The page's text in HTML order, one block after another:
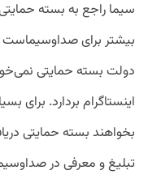
سیما راجع به بسته
بیشتر برای صداوسیماست
دولت بسته حمایتی
اینستاگرام بردارد.
بخواهند بسته حمایتی
تبلیغ و معرفی در